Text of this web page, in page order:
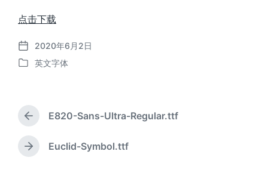
点击下载
发
布
2020年6月2日
发
英文字体
上
篇
文
章
E820-Sans-Ultra-Regular.ttf
下
Euclid-Symbol.ttf